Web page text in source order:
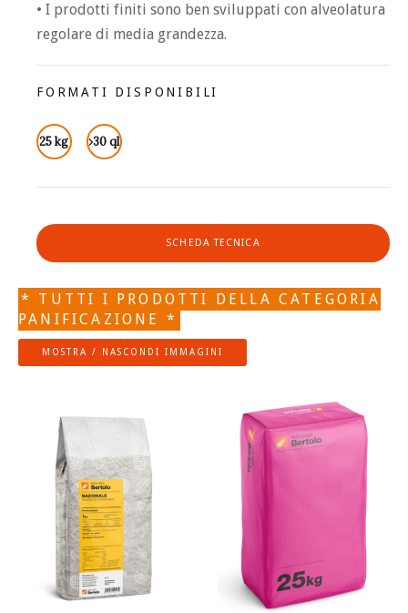
• I prodotti finiti sono ben sviluppati con alveolatura
regolare di media grandezza.
FORMATI DISPONIBILI
25 kg ›30 ql
SCHEDA TECNICA
* TUTTI I PRODOTTI DELLA CATEGORIA
PANIFICAZIONE *
MOSTRA / NASCONDI IMMAGINI